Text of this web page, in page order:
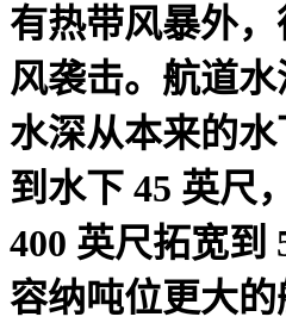
有热带风暴外
风袭击。航道
水深从本来的
到水下 45 英尺
400 英尺拓宽到
容纳吨位更大